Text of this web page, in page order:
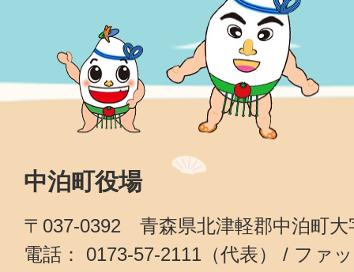
中泊町役場
〒037-0392 青森県北津軽郡中泊町大
電話： 0173-57-2111（代表） / ファ